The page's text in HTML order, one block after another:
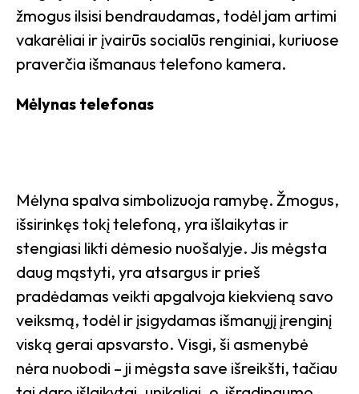
žmogus ilsisi bendraudamas, todėl jam artimi
vakarėliai ir įvairūs socialūs renginiai, kuriuose
praverčia išmanaus telefono kamera.
Mėlynas telefonas
Mėlyna spalva simbolizuoja ramybę. Žmogus,
išsirinkęs tokį telefoną, yra išlaikytas ir
stengiasi likti dėmesio nuošalyje. Jis mėgsta
daug mąstyti, yra atsargus ir prieš
pradėdamas veikti apgalvoja kiekvieną savo
veiksmą, todėl ir įsigydamas išmanųjį įrenginį
viską gerai apsvarsto. Visgi, ši asmenybė
nėra nuobodi – ji mėgsta save išreikšti, tačiau